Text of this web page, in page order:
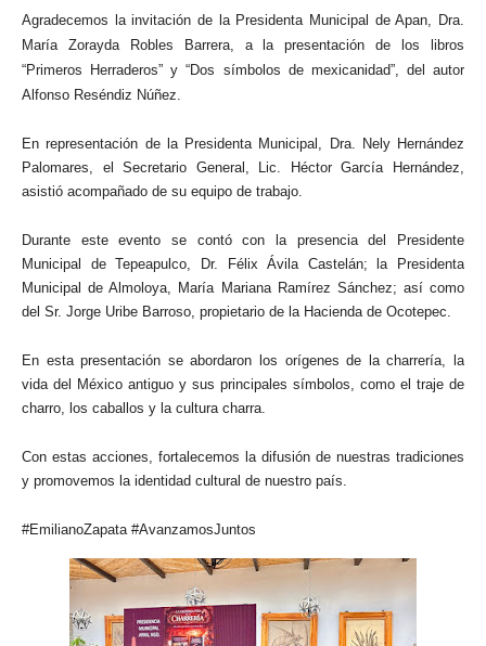
Agradecemos la invitación de la Presidenta Municipal de Apan, Dra.
María Zorayda Robles Barrera, a la presentación de los libros
“Primeros Herraderos” y “Dos símbolos de mexicanidad”, del autor
Alfonso Reséndiz Núñez.
En representación de la Presidenta Municipal, Dra. Nely Hernández
Palomares, el Secretario General, Lic. Héctor García Hernández,
asistió acompañado de su equipo de trabajo.
Durante este evento se contó con la presencia del Presidente
Municipal de Tepeapulco, Dr. Félix Ávila Castelán; la Presidenta
Municipal de Almoloya, María Mariana Ramírez Sánchez; así como
del Sr. Jorge Uribe Barroso, propietario de la Hacienda de Ocotepec.
En esta presentación se abordaron los orígenes de la charrería, la
vida del México antiguo y sus principales símbolos, como el traje de
charro, los caballos y la cultura charra.
Con estas acciones, fortalecemos la difusión de nuestras tradiciones
y promovemos la identidad cultural de nuestro país.
#EmilianoZapata #AvanzamosJuntos